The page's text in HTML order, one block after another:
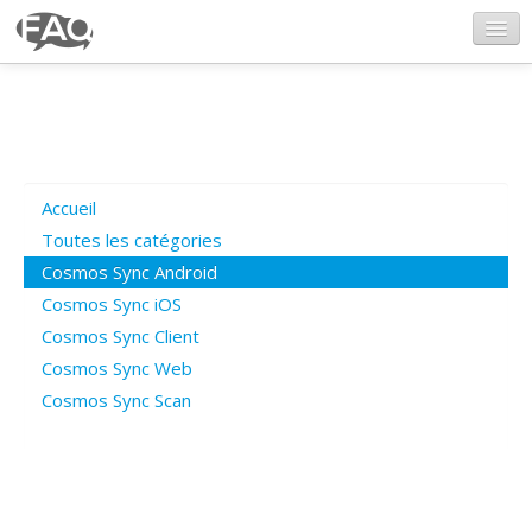
Poser une question
Questions ouvertes
Connexion
Accueil
Toutes les catégories
Cosmos Sync Android
Cosmos Sync iOS
Cosmos Sync Client
Cosmos Sync Web
Cosmos Sync Scan